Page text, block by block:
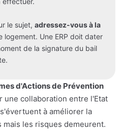
le sujet, adressez-vous à la
logement. Une ERP doit dater
de la signature du bail
d'Actions de Prévention
une collaboration entre l'Etat
à améliorer la
les risques demeurent.